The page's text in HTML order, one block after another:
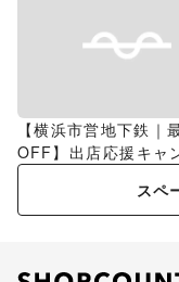
【横浜市営地下鉄｜
OFF】出店応援キャ
特集
スペ